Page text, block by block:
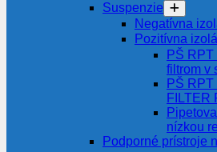
Suspenzie
Negatívna
Pozitívna
PŠ
filtrom v
PŠ
FILTER
nízkou
Podporné prístroje